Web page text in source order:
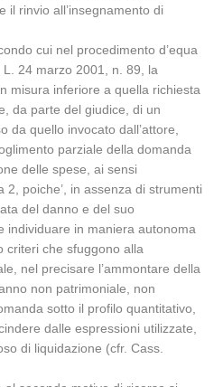
il rinvio all’insegnamento di
cui nel procedimento d’equa
24 marzo 2001, n. 89, la
misura inferiore a quella richiesta
da parte del giudice, di un
da quello invocato dall’attore,
parziale della domanda
delle spese, ai sensi
2, poiche’, in assenza di strumenti
del danno e del suo
individuare in maniera autonoma
criteri che sfuggono alla
nel precisare l’ammontare della
non patrimoniale, non
sotto il profilo quantitativo,
dalle espressioni utilizzate,
di liquidazione (cfr. Cass.